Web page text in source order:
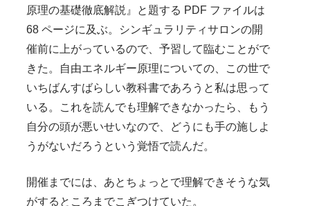
原理の基礎徹底解説』と題する PDF ファイルは
68 ページに及ぶ。シンギュラリティサロンの開
催前に上がっているので、予習して臨むことがで
きた。自由エネルギー原理についての、この世で
いちばんすばらしい教科書であろうと私は思って
いる。これを読んでも理解できなかったら、もう
自分の頭が悪いせいなので、どうにも手の施しよ
うがないだろうという覚悟で読んだ。
開催までには、あとちょっとで理解できそうな気
がするところまでこぎつけていた。